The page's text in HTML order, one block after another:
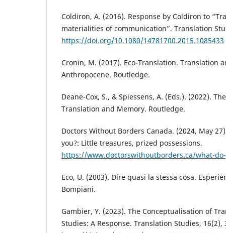
Coldiron, A. (2016). Response by Coldiron to
materialities of communication”. Translation
https://doi.org/10.1080/14781700.2015.1085433
Cronin, M. (2017). Eco-Translation. Translation
Anthropocene. Routledge.
Deane-Cox, S., & Spiessens, A. (Eds.). (2022).
Translation and Memory. Routledge.
Doctors Without Borders Canada. (2024, May
you?: Little treasures, prized possessions.
https://www.doctorswithoutborders.ca/what-
Eco, U. (2003). Dire quasi la stessa cosa.
Bompiani.
Gambier, Y. (2023). The Conceptualisation of
Studies: A Response. Translation Studies, 16(2),